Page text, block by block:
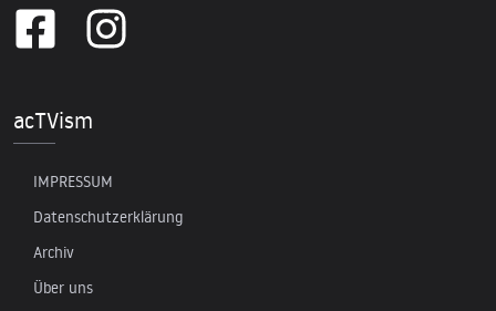
acTVism
IMPRESSUM
Datenschutzerklärung
Archiv
Über uns